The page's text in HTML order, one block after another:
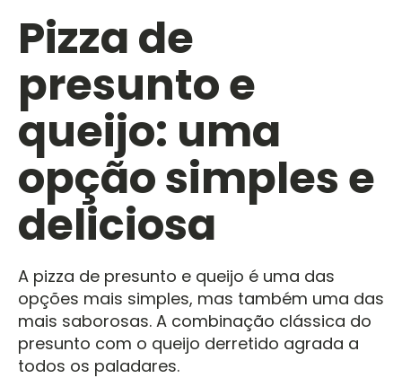
Pizza de
presunto e
queijo: uma
opção simples e
deliciosa
A pizza de presunto e queijo é uma das
opções mais simples, mas também uma das
mais saborosas. A combinação clássica do
presunto com o queijo derretido agrada a
todos os paladares.